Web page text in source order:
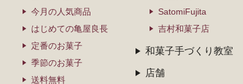
今月の人気商品
はじめての亀屋良長
定番のお菓子
季節のお菓子
送料無料
SatomiFujita
吉村和菓子店
和菓子手づくり教室
店舗